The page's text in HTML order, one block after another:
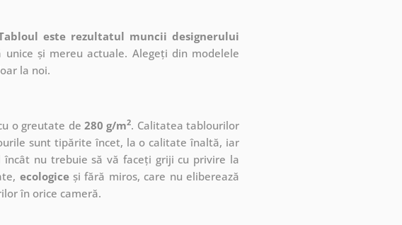
este rezultatul muncii designerului
și mereu actuale. Alegeți din modelele
la noi.
o greutate de 280 g/m2. Calitatea tablourilor
sunt tipărite încet, la o calitate înaltă, iar
încât nu trebuie să vă faceți griji cu privire la
ecologiceși fără miros, care nu eliberează
în orice cameră.